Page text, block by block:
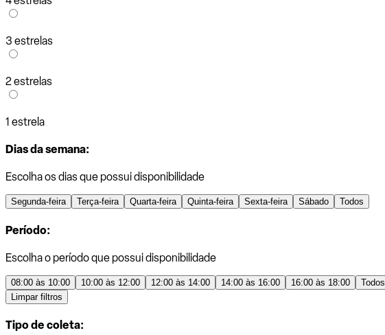
3 estrelas
2 estrelas
1 estrela
Dias da semana:
Escolha os dias que possui disponibilidade
Segunda-feira Terça-feira Quarta-feira Quinta-feira Sexta-feira Sábado Todos
Período:
Escolha o período que possui disponibilidade
08:00 às 10:00 10:00 às 12:00 12:00 às 14:00 14:00 às 16:00 16:00 às 18:00
Todos
Limpar filtros
Tipo de coleta: